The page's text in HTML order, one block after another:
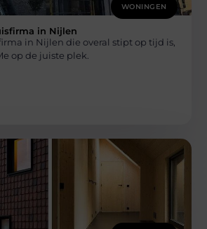
WONINGEN
in Nijlen
in Nijlen die overal stipt op tijd is,
op de juiste plek.